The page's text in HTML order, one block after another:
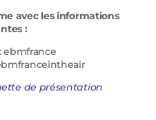
avec les informations
:
ebmfrance
de présentation